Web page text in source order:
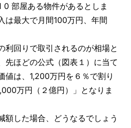
0 部屋ある物件があるとしま
は最大で月間100万円、年間
回りで取引されるのが相場と
先ほどの公式（図表１）に当て
値は、1,200万円を６％で割り
万円（２億円）」となりま
した場合、どうなるでしょう